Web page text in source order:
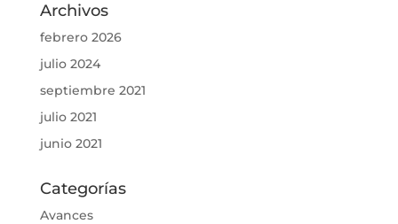
Archivos
febrero 2026
julio 2024
septiembre 2021
julio 2021
junio 2021
Categorías
Avances